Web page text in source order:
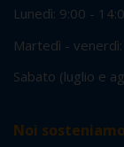
Lunedì: 9:00 -
Martedì -
Sabato (luglio e
Noi sosteniamo